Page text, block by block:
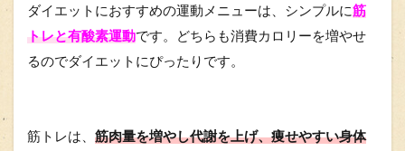
ダイエットにおすすめの運動メニューは、シンプルに筋
トレと有酸素運動です。どちらも消費カロリーを増やせ
るのでダイエットにぴったりです。
筋トレは、 筋肉量を増やし代謝を上げ、痩せやすい身体